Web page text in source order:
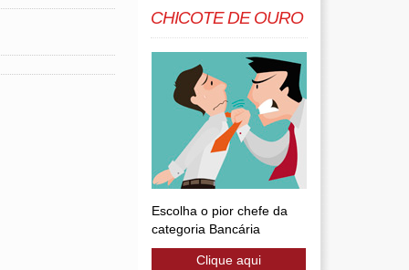
CHICOTE DE OURO
Escolha o pior chefe da
categoria Bancária
Clique aqui